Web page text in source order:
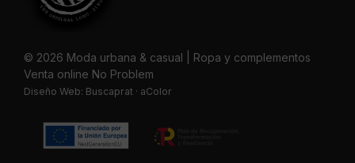
© 2026 Moda urbana & casual | Ropa y complementos
Venta online No Problem
Diseño Web: Buscaprat · aColor